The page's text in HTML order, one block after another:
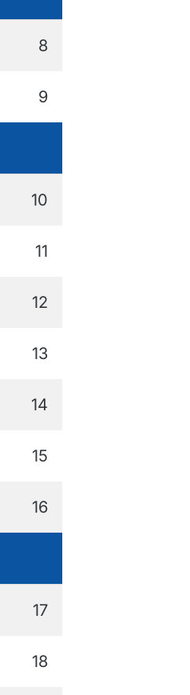
8
9
10
11
12
13
14
15
16
17
18